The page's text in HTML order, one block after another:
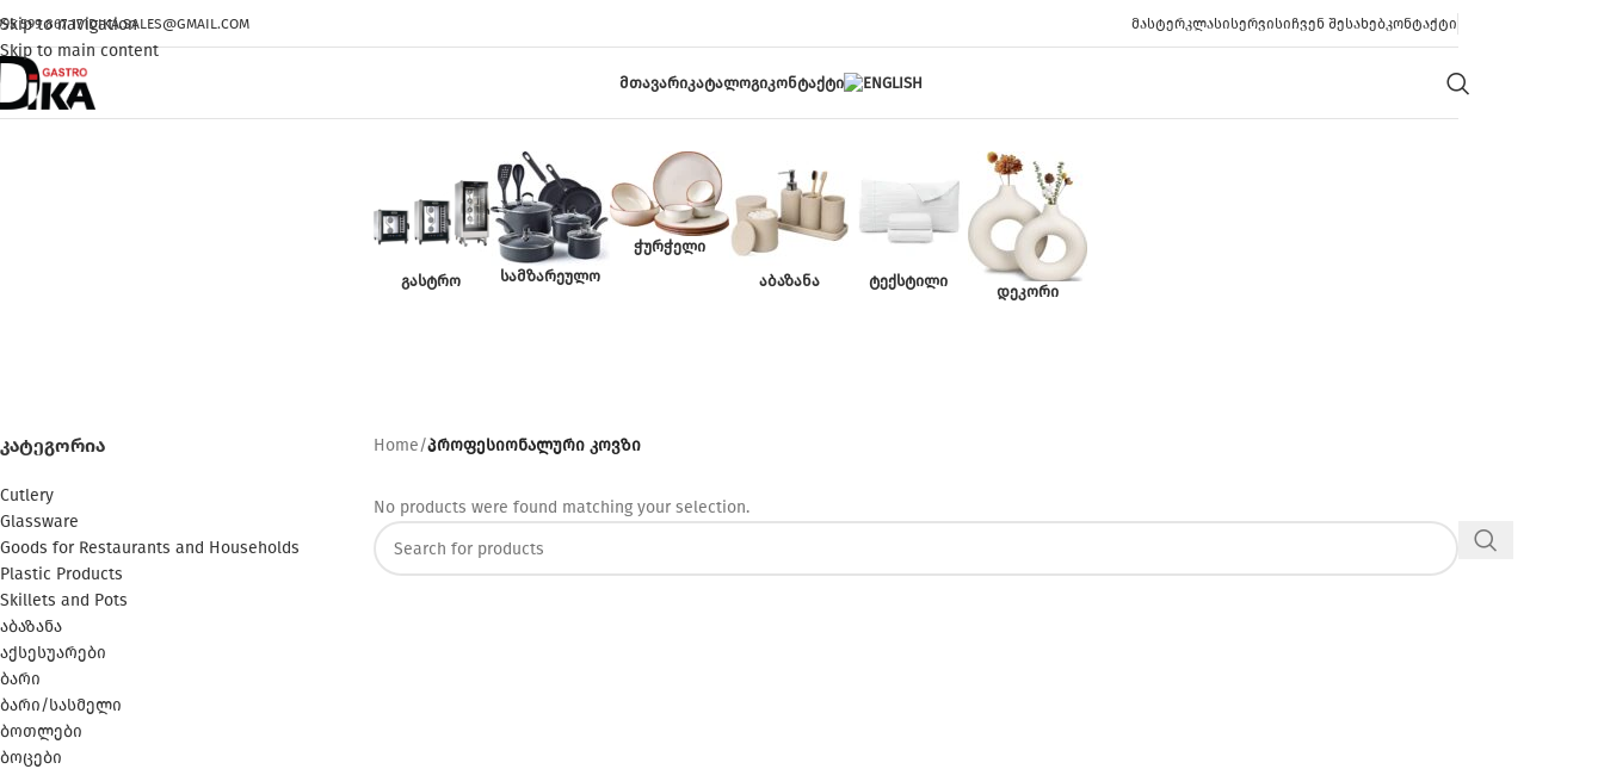
Skip to navigation
Skip to main content
599 867 171DIKA.SALES@GMAIL.COM ᲛᲐᲡᲢᲔᲠᲙᲚᲐᲡᲘᲡᲔᲠᲕᲘᲡᲘᲩᲕᲔᲜ ᲨᲔᲡᲐᲮᲔᲑᲙᲝᲜᲢᲐᲥᲢᲘ
ᲛᲗᲐᲕᲐᲠᲘᲙᲐᲢᲐᲚᲝᲒᲘᲙᲝᲜᲢᲐᲥᲢᲘ
ᲒᲐᲡᲢᲠᲝ ᲡᲐᲛᲖᲐᲠᲔᲣᲚᲝ
ᲭᲣᲠᲭᲔᲚᲘ
ᲐᲑᲐᲖᲐᲜᲐ
ᲢᲔᲥᲡᲢᲘᲚᲘ
ᲓᲔᲙᲝᲠᲘ
ᲙᲐᲢᲔᲒᲝᲠᲘᲐ
Cutlery
Glassware
Goods for Restaurants and Households
Plastic Products
Skillets and Pots
აბაზანა
აქსესუარები
ბარი
ბარი/სასმელი
ბოთლები
ბოცები
Home/პროფესიონალური კოვზი
No products were found matching your selection.